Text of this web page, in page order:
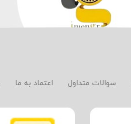
سوالات متداول اعتماد به ما